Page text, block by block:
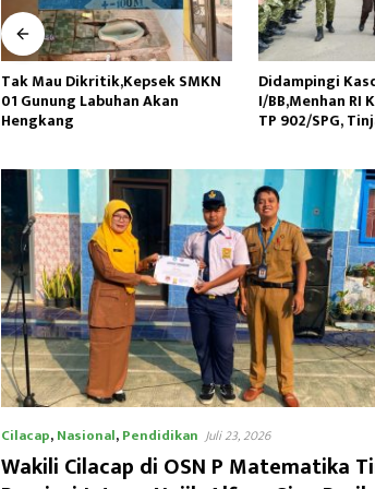
Didampingi Kasdam
I/BB,Menhan RI Kunjungi Yonif
TP 902/SPG, Tinjau Fasilitas
DKM Masjid
dan Pemdes
Peringati
Cilacap,Nasional,Pendidikan Juli 23, 2026
Wakili Cilacap di OSN P Matematika